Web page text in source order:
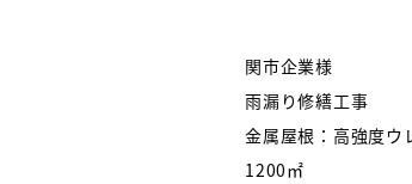
関市企業様
雨漏り修繕工事
金属屋根：高強度ウ
1200㎡